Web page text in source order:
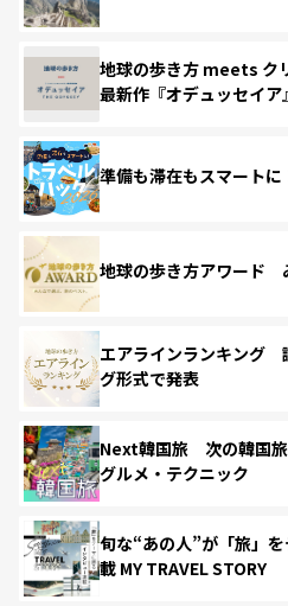
地球の歩き方 meets ク
最新作『オデュッセイア』
準備も滞在もスマート
地球の歩き方アワード
エアラインランキング
グ形式で発表
Next韓国旅 次の韓国旅
グルメ・テクニック
旬な“あの人”が「旅」
載 MY TRAVEL STORY